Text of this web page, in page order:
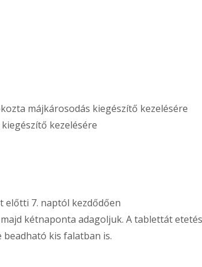
májkárosodás kiegészítő kezelésére
kezelésére
előtti 7. naptól kezdődően
kétnaponta adagoljuk. A tablettát
kis falatban is.